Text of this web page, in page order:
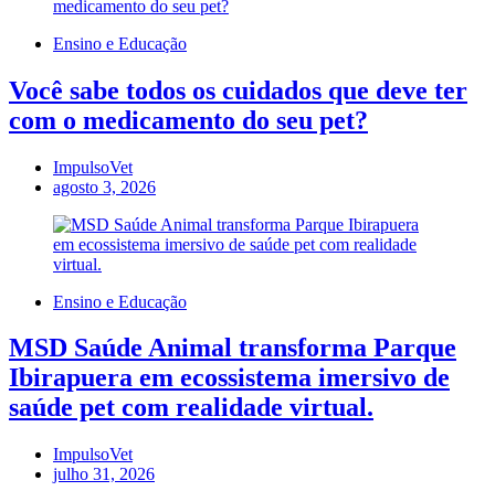
Ensino e Educação
Você sabe todos os cuidados que deve ter
com o medicamento do seu pet?
ImpulsoVet
agosto 3, 2026
Ensino e Educação
MSD Saúde Animal transforma Parque
Ibirapuera em ecossistema imersivo de
saúde pet com realidade virtual.
ImpulsoVet
julho 31, 2026